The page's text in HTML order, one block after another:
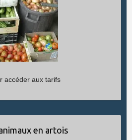
accéder aux tarifs
en artois